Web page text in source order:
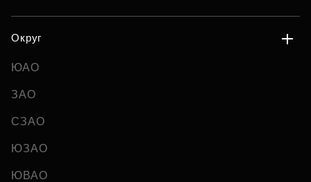
Округ
ЮАО
ЗАО
СЗАО
ЮЗАО
ЮВАО